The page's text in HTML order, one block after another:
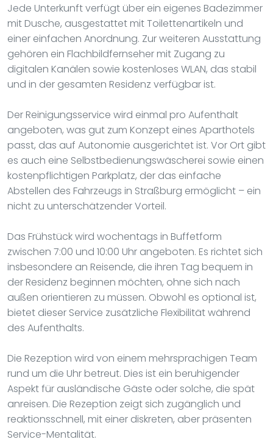
Jede Unterkunft verfügt über ein eigenes Badezimmer
mit Dusche, ausgestattet mit Toilettenartikeln und
einer einfachen Anordnung. Zur weiteren Ausstattung
gehören ein Flachbildfernseher mit Zugang zu
digitalen Kanälen sowie kostenloses WLAN, das stabil
und in der gesamten Residenz verfügbar ist.
Der Reinigungsservice wird einmal pro Aufenthalt
angeboten, was gut zum Konzept eines Aparthotels
passt, das auf Autonomie ausgerichtet ist. Vor Ort gibt
es auch eine Selbstbedienungswäscherei sowie einen
kostenpflichtigen Parkplatz, der das einfache
Abstellen des Fahrzeugs in Straßburg ermöglicht – ein
nicht zu unterschätzender Vorteil.
Das Frühstück wird wochentags in Buffetform
zwischen 7:00 und 10:00 Uhr angeboten. Es richtet sich
insbesondere an Reisende, die ihren Tag bequem in
der Residenz beginnen möchten, ohne sich nach
außen orientieren zu müssen. Obwohl es optional ist,
bietet dieser Service zusätzliche Flexibilität während
des Aufenthalts.
Die Rezeption wird von einem mehrsprachigen Team
rund um die Uhr betreut. Dies ist ein beruhigender
Aspekt für ausländische Gäste oder solche, die spät
anreisen. Die Rezeption zeigt sich zugänglich und
reaktionsschnell, mit einer diskreten, aber präsenten
Service-Mentalität.